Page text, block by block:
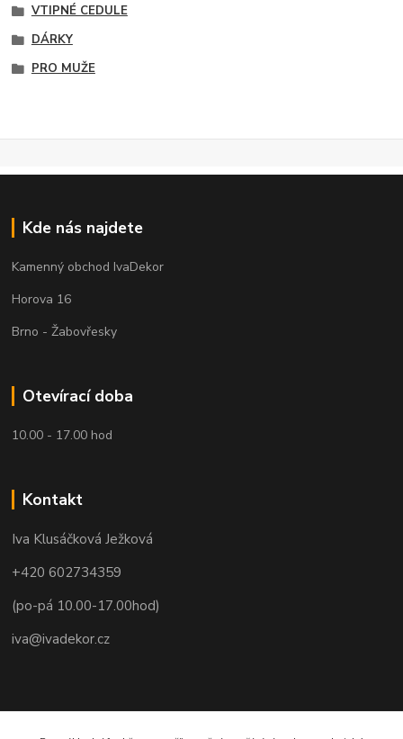
VTIPNÉ CEDULE
DÁRKY
PRO MUŽE
Kde nás najdete
Kamenný obchod IvaDekor
Horova 16
Brno - Žabovřesky
Otevírací doba
10.00 - 17.00 hod
Kontakt
Iva Klusáčková Ježková
+420 602734359
(po-pá 10.00-17.00hod)
iva@ivadekor.cz